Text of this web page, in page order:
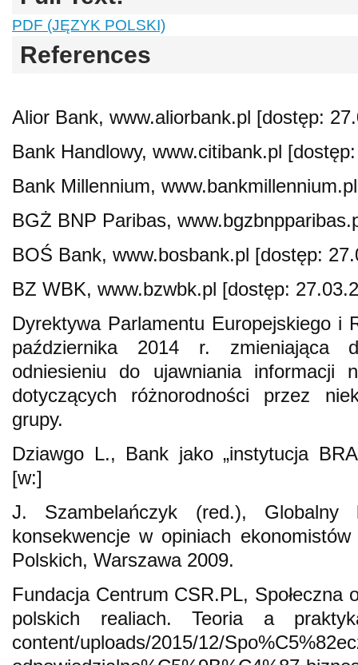
PDF (JĘZYK POLSKI)
References
Alior Bank, www.aliorbank.pl [dostęp:
Bank Handlowy, www.citibank.pl
Bank Millennium,
BGŻ BNP Paribas,
BOŚ Bank, www.bosbank.pl [dostęp:
BZ WBK, www.bzwbk.pl [dostęp:
Dyrektywa Parlamentu Europejskiego i
października 2014 r. zmieniająca
odniesieniu do ujawniania informacji
dotyczących różnorodności przez
grupy.
Dziawgo L., Bank jako „instytucja
[w:]
J. Szambelańczyk (red.),
konsekwencje w opiniach
Polskich, Warszawa 2009.
Fundacja Centrum CSR.PL, Społeczna
polskich realiach. Teoria a
content/uploads/2015/12/